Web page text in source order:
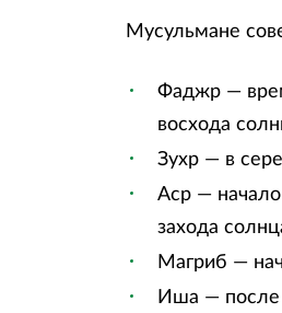
Мусульмане
Фаджр —
восхода
Зухр — в
Аср — начало
захода
Магриб —
Иша — после